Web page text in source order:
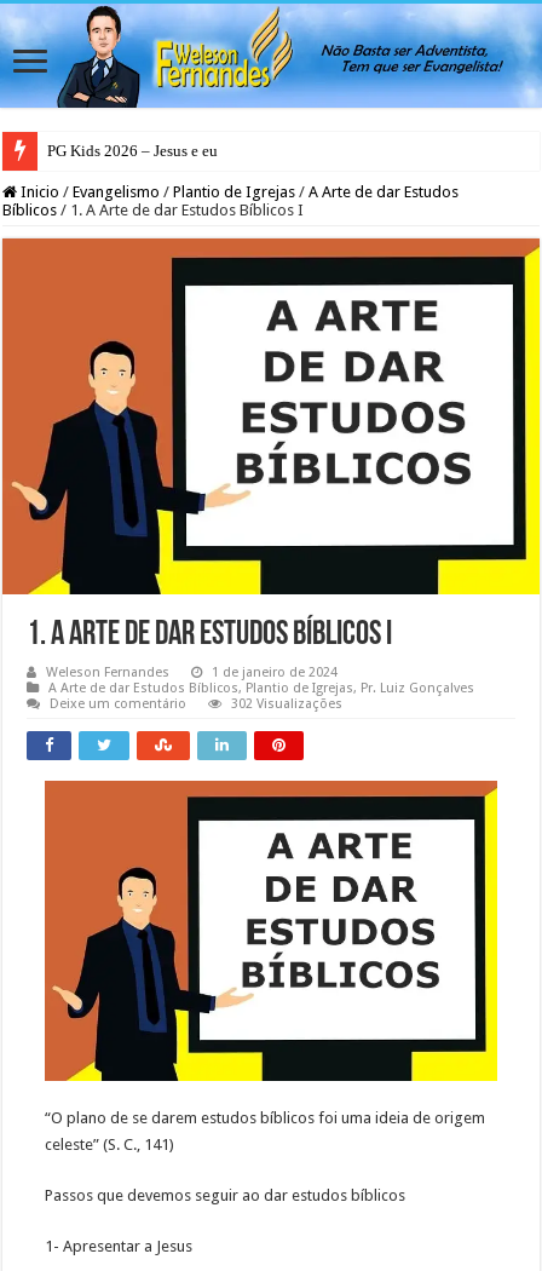
PG Kids 2026 – Jesus e eu
PG Teens 2026 – A Luz do Mundo
Inicio / Evangelismo / Plantio de Igrejas / A Arte de dar Estudos
Bíblicos / 1. A Arte de dar Estudos Bíblicos I
1. A Arte de dar Estudos Bíblicos I
Weleson Fernandes
1 de janeiro de 2024
A Arte de dar Estudos Bíblicos, Plantio de Igrejas, Pr. Luiz Gonçalves
Deixe um comentário
302 Visualizações
“O plano de se darem estudos bíblicos foi uma ideia de origem
celeste” (S. C., 141)
Passos que devemos seguir ao dar estudos bíblicos
1- Apresentar a Jesus